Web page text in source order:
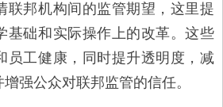
联邦机构间的监管期望，这里提
基础和实际操作上的改革。这些
员工健康，同时提升透明度，减
强公众对联邦监管的信任。